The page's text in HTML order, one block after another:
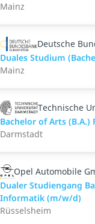
Mainz
Deutsche
Duales Studium
Mainz
Technische
Bachelor of Arts
Darmstadt
Opel Automobile
Dualer Studiengang
Informatik (m/w/d)
Rüsselsheim